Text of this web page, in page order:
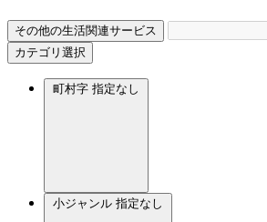
その他の生活関連サービス
カテゴリ選択
町村字 指定なし
小ジャンル 指定なし